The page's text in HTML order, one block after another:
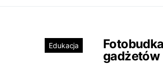
Edukacja
gadżetów